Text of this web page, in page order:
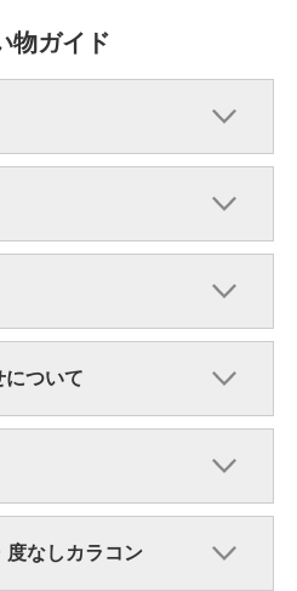
物ガイド
について
なしカラコン